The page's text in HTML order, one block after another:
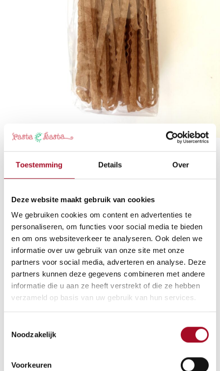
Toestemming Details Over
Deze website maakt gebruik van cookies
We gebruiken cookies om content en advertenties te
personaliseren, om functies voor social media te bieden
en om ons websiteverkeer te analyseren. Ook delen we
informatie over uw gebruik van onze site met onze
partners voor social media, adverteren en analyse. Deze
partners kunnen deze gegevens combineren met andere
informatie die u aan ze heeft verstrekt of die ze hebben
verzameld op basis van uw gebruik van hun services.
Noodzakelijk
Voorkeuren
RICCIOLINA GERME DI GRANO E
FIBRA
250 gr
Huis: Antico Pastificio Morelli
Deze gekartelde pasta is gemaakt van volkoren en vezels,
gezond!
Lekker met ragù of ratatouille of caponata siciliana
5,10€
Aan winkelmandje toevoegen
Algemene voorwaarden